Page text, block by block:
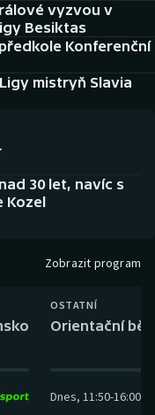
vyzvou v
Besiktas
Konferenční
mistryň Slavia
30 let, navíc s
Kozel
Zobrazit program
OSTATNÍ
Orientační
Dnes, 11:50-16:00